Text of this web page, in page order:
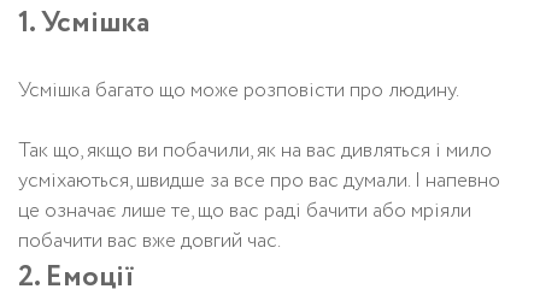
1. Усмішка
Усмішка багато що може розповісти про людину.
Так що, якщо ви побачили, як на вас дивляться і мило
усміхаються, швидше за все про вас думали. І напевно
це означає лише те, що вас раді бачити або мріяли
побачити вас вже довгий час.
2. Емоції